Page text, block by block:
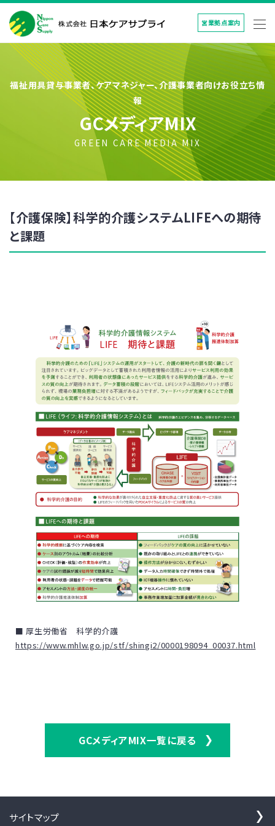
営業拠点案内
福祉用具貸与事業者、ケアマネジャー、介護事業者向けお役立ち情
報
GCメディアMIX
GREEN CARE MEDIA MIX
【介護保険】科学的介護システムLIFEへの期待
と課題
■ 厚生労働省 科学的介護
https://www.mhlw.go.jp/stf/shingi2/0000198094_00037.html
GCメディアMIX一覧に戻る
サイトマップ